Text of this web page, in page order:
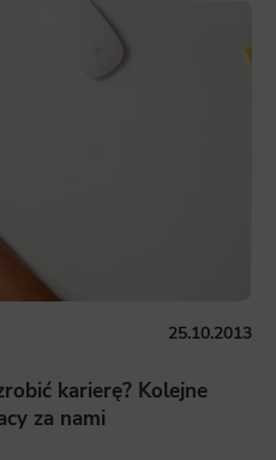
traffic and how users use the site, how they came to the
users. Analytical cookies and similar technologies allow us
be of interest to the user based on browsing history and
in conjunction with files installed while browsing other
advertising and retargeting content deemed most
25.10.2013
karierę? Kolejne
za nami